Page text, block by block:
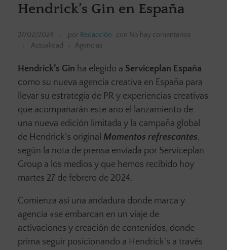
Hendrick’s Gin en España
27/02/2024 por Redacción con No hay comentarios
Actualidad
Agencias
Hendrick’s Gin ha elegido a Serviceplan España
como su nueva agencia creativa en España para
llevar su estrategia de PR y experiencias creativas
que acompañarán este año el lanzamiento de
una nueva edición limitada y la campaña global
de Hendrick’s original Momentos refrescantes,
según la nota de prensa enviada por Serviceplan
Group a los medios y que hemos recibido hoy
martes 27 de febrero de 2024.
Comienza así una andadura donde marca y
agencia «se embarcan en un viaje de
activaciones y creación de contenidos, donde
prima seguir posicionando a Hendrick’s a través